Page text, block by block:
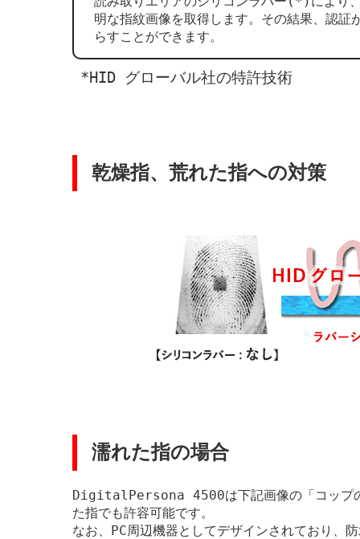
明な指紋画像を取得します。その結果、認証
らすことができます。
*HID グローバル社の特許技術
乾燥指、荒れた指への対策
濡れた指の場合
DigitalPersona 4500は下記画像の「コップの
た指でも許容可能です。
なお、PC周辺機器としてデザインされており、